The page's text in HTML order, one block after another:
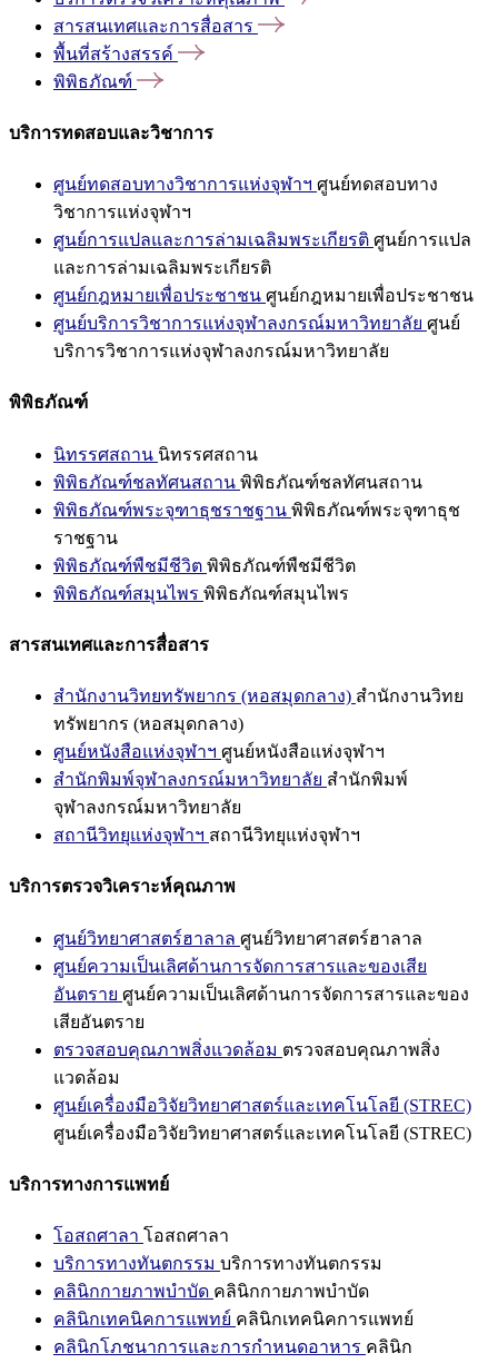
สารสนเทศและการสื่อสาร
พื้นที่สร้างสรรค์
พิพิธภัณฑ์
บริการทดสอบและวิชาการ
ศูนย์ทดสอบทางวิชาการแห่งจุฬาฯ ศูนย์ทดสอบทาง
วิชาการแห่งจุฬาฯ
ศูนย์การแปลและการล่ามเฉลิมพระเกียรติ ศูนย์การแปล
และการล่ามเฉลิมพระเกียรติ
ศูนย์กฎหมายเพื่อประชาชน ศูนย์กฎหมายเพื่อประชาชน
ศูนย์บริการวิชาการแห่งจุฬาลงกรณ์มหาวิทยาลัย ศูนย์
บริการวิชาการแห่งจุฬาลงกรณ์มหาวิทยาลัย
พิพิธภัณฑ์
นิทรรศสถาน นิทรรศสถาน
พิพิธภัณฑ์ชลทัศนสถาน พิพิธภัณฑ์ชลทัศนสถาน
พิพิธภัณฑ์พระจุฑาธุชราชฐาน พิพิธภัณฑ์พระจุฑาธุช
ราชฐาน
พิพิธภัณฑ์พืชมีชีวิต พิพิธภัณฑ์พืชมีชีวิต
พิพิธภัณฑ์สมุนไพร พิพิธภัณฑ์สมุนไพร
สารสนเทศและการสื่อสาร
สำนักงานวิทยทรัพยากร (หอสมุดกลาง) สำนักงานวิทย
ทรัพยากร (หอสมุดกลาง)
ศูนย์หนังสือแห่งจุฬาฯ ศูนย์หนังสือแห่งจุฬาฯ
สำนักพิมพ์จุฬาลงกรณ์มหาวิทยาลัย สำนักพิมพ์
จุฬาลงกรณ์มหาวิทยาลัย
สถานีวิทยุแห่งจุฬาฯ สถานีวิทยุแห่งจุฬาฯ
บริการตรวจวิเคราะห์คุณภาพ
ศูนย์วิทยาศาสตร์ฮาลาล ศูนย์วิทยาศาสตร์ฮาลาล
ศูนย์ความเป็นเลิศด้านการจัดการสารและของเสีย
อันตราย ศูนย์ความเป็นเลิศด้านการจัดการสารและของ
เสียอันตราย
ตรวจสอบคุณภาพสิ่งแวดล้อม ตรวจสอบคุณภาพสิ่ง
แวดล้อม
ศูนย์เครื่องมือวิจัยวิทยาศาสตร์และเทคโนโลยี (STREC)
ศูนย์เครื่องมือวิจัยวิทยาศาสตร์และเทคโนโลยี (STREC)
บริการทางการแพทย์
โอสถศาลา โอสถศาลา
บริการทางทันตกรรม บริการทางทันตกรรม
คลินิกกายภาพบำบัด คลินิกกายภาพบำบัด
คลินิกเทคนิคการแพทย์ คลินิกเทคนิคการแพทย์
คลินิกโภชนาการและการกำหนดอาหาร คลินิก